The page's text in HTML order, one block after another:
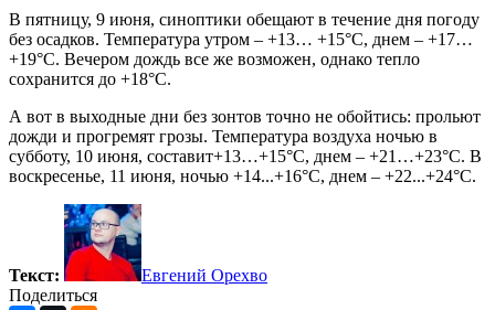
В пятницу, 9 июня, синоптики обещают в течение дня погоду
без осадков. Температура утром – +13… +15°С, днем – +17…
+19°С. Вечером дождь все же возможен, однако тепло
сохранится до +18°С.
А вот в выходные дни без зонтов точно не обойтись: прольют
дожди и прогремят грозы. Температура воздуха ночью в
субботу, 10 июня, составит+13…+15°С, днем – +21…+23°С. В
воскресенье, 11 июня, ночью +14...+16°С, днем – +22...+24°С.
Текст:
Евгений Орехво
Поделиться